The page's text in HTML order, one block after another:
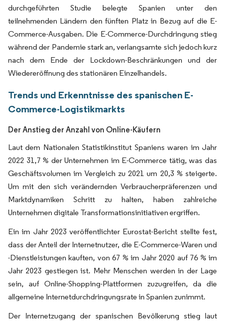
durchgeführten Studie belegte Spanien unter den
teilnehmenden Ländern den fünften Platz in Bezug auf die E-
Commerce-Ausgaben. Die E-Commerce-Durchdringung stieg
während der Pandemie stark an, verlangsamte sich jedoch kurz
nach dem Ende der Lockdown-Beschränkungen und der
Wiedereröffnung des stationären Einzelhandels.
Trends und Erkenntnisse des spanischen E-
Commerce-Logistikmarkts
Der Anstieg der Anzahl von Online-Käufern
Laut dem Nationalen Statistikinstitut Spaniens waren im Jahr
2022 31,7 % der Unternehmen im E-Commerce tätig, was das
Geschäftsvolumen im Vergleich zu 2021 um 20,3 % steigerte.
Um mit den sich verändernden Verbraucherpräferenzen und
Marktdynamiken Schritt zu halten, haben zahlreiche
Unternehmen digitale Transformationsinitiativen ergriffen.
Ein im Jahr 2023 veröffentlichter Eurostat-Bericht stellte fest,
dass der Anteil der Internetnutzer, die E-Commerce-Waren und
-Dienstleistungen kauften, von 67 % im Jahr 2020 auf 76 % im
Jahr 2023 gestiegen ist. Mehr Menschen werden in der Lage
sein, auf Online-Shopping-Plattformen zuzugreifen, da die
allgemeine Internetdurchdringungsrate in Spanien zunimmt.
Der Internetzugang der spanischen Bevölkerung stieg laut